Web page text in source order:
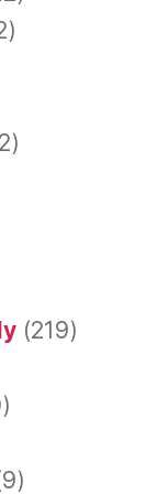
(219)